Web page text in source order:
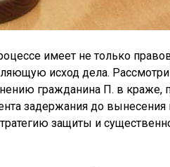
имеет не только
исход дела.
гражданина П. в краже,
задержания до вынесения
защиты и